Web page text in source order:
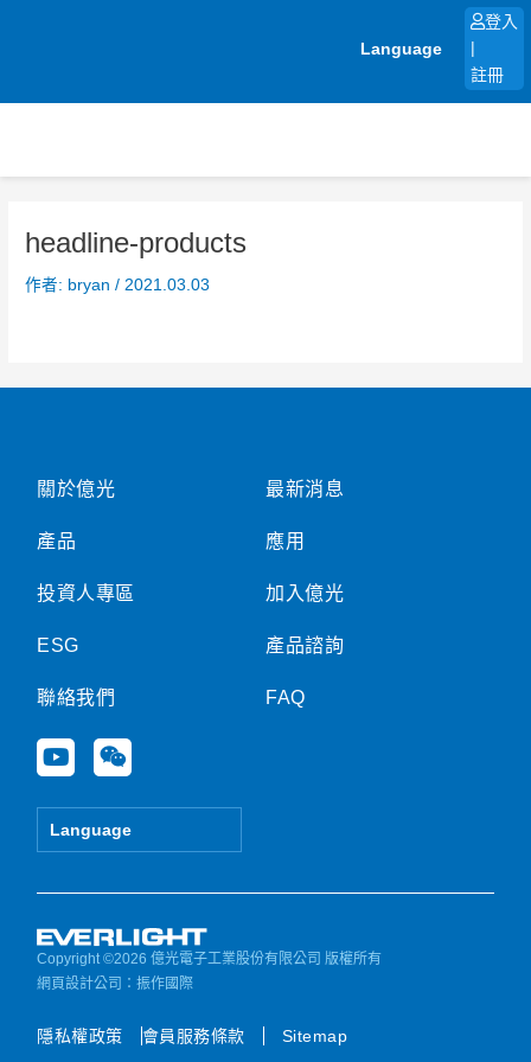
Language
登入
註冊
headline-products
作者: bryan/ 2021.03.03
關於億光
產品
投資人專區
ESG
聯絡我們
Y
o
u
e
W
e
i
Language
最新消息
應用
加入億光
產品諮詢
FAQ
Copyright ©2026 億光電子工業股份有限公司 版權所有
網頁設計公司 ：振作國際
隱私權政策 會員服務條款 Sitemap